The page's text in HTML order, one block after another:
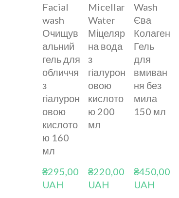
Facial
wash
Очищув
альний
гель для
обличчя
з
гіалурон
овою
кислото
ю 160
мл
₴295,00
UAH
Micellar
Water
Міцеляр
на вода
з
гіалурон
овою
кислото
ю 200
мл
₴220,00
UAH
Wash
Єва
Колаген
Гель
для
вмиван
ня без
мила
150 мл
₴450,00
UAH